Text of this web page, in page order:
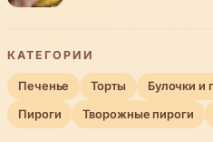
КАТЕГОРИИ
Печенье Торты Булочки и
Пироги Творожные пироги